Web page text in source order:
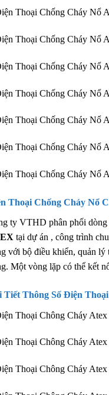
Thoại Chống Cháy Nổ
Thoại Chống Cháy Nổ
Thoại Chống Cháy Nổ
Thoại Chống Cháy Nổ
Thoại Chống Cháy Nổ
Thoại Chống Cháy Nổ
Thoại Chống Cháy Nổ
Thoại Chống Cháy Nổ
ty VTHD phân phối dòng
tại dự án , công trình
với bộ điều khiển, quản lý
Một vòng lặp có thể kết
Tiết Thông Số Điện
Thoại Chông Cháy
Thoại Chông Cháy
Thoại Chông Cháy